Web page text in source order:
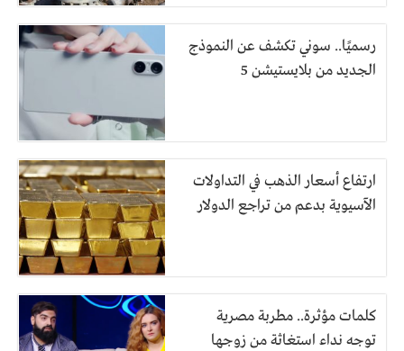
رسميًا.. سوني تكشف عن النموذج
الجديد من بلايستيشن 5
ارتفاع أسعار الذهب في التداولات
الآسيوية بدعم من تراجع الدولار
كلمات مؤثرة.. مطربة مصرية
توجه نداء استغاثة من زوجها